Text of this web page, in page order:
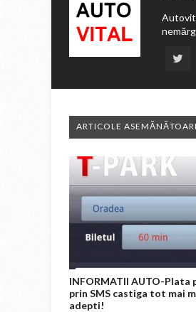
ARTICOLE
INFORMATII AUTO-Plata
prin SMS castiga tot mai
adepti!